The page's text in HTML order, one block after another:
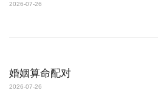
2026-07-26
婚姻算命配对
2026-07-26